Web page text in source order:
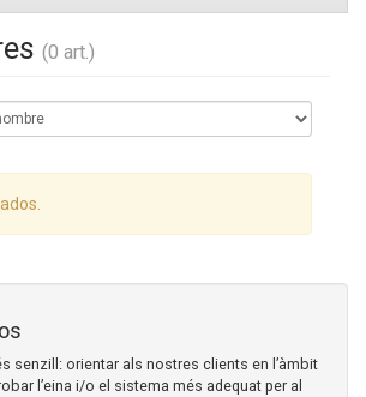
(0 art.)
senzill: orientar als nostres clients en l’àmbit
l’eina i/o el sistema més adequat per al